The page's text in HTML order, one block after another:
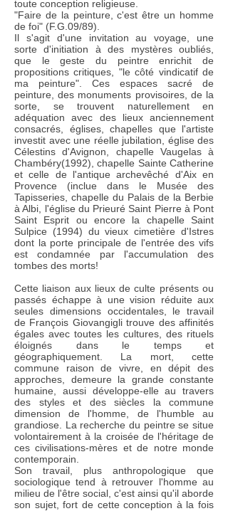
toute conception religieuse.
"Faire de la peinture, c'est être un homme
de foi" (F.G.09/89).
Il s'agit d'une invitation au voyage, une
sorte d'initiation à des mystères oubliés,
que le geste du peintre enrichit de
propositions critiques, "le côté vindicatif de
ma peinture". Ces espaces sacré de
peinture, des monuments provisoires, de la
sorte, se trouvent naturellement en
adéquation avec des lieux anciennement
consacrés, églises, chapelles que l'artiste
investit avec une réelle jubilation, église des
Célestins d'Avignon, chapelle Vaugelas à
Chambéry(1992), chapelle Sainte Catherine
et celle de l'antique archevêché d'Aix en
Provence (inclue dans le Musée des
Tapisseries, chapelle du Palais de la Berbie
à Albi, l'église du Prieuré Saint Pierre à Pont
Saint Esprit ou encore la chapelle Saint
Sulpice (1994) du vieux cimetière d'Istres
dont la porte principale de l'entrée des vifs
est condamnée par l'accumulation des
tombes des morts!
Cette liaison aux lieux de culte présents ou
passés échappe à une vision réduite aux
seules dimensions occidentales, le travail
de François Giovangigli trouve des affinités
égales avec toutes les cultures, des rituels
éloignés dans le temps et
géographiquement. La mort, cette
commune raison de vivre, en dépit des
approches, demeure la grande constante
humaine, aussi développe-elle au travers
des styles et des siècles la commune
dimension de l'homme, de l'humble au
grandiose. La recherche du peintre se situe
volontairement à la croisée de l'héritage de
ces civilisations-mères et de notre monde
contemporain.
Son travail, plus anthropologique que
sociologique tend à retrouver l'homme au
milieu de l'être social, c'est ainsi qu'il aborde
son sujet, fort de cette conception à la fois